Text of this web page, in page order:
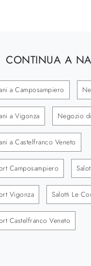
CONTINUA A
a Camposampiero
a Vigonza Negozio
a Castelfranco Veneto
Camposampiero
Vigonza Salotti Le
Castelfranco Veneto